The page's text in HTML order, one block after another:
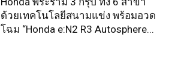
ด้วยเทคโนโลยีสนามแข่ง พร้อมอวด
โฉม “Honda e:N2 R3 Autosphere...